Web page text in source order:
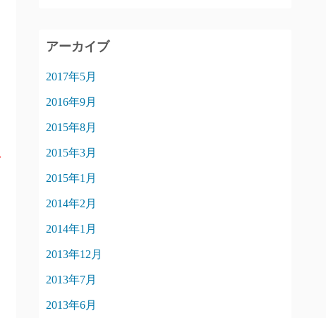
アーカイブ
2017年5月
2016年9月
2015年8月
2015年3月
2015年1月
2014年2月
2014年1月
2013年12月
2013年7月
2013年6月